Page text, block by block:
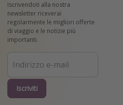
Iscrivendoti alla nostra
newsletter riceverai
regolarmente le migliori offerte
di viaggio e le notizie più
importanti.
Iscriviti